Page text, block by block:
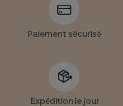
Paiement sécurisé
Expédition le jour